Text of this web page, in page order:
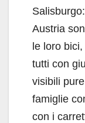
Austria
le loro
tutti con
visibili
famiglie
con i